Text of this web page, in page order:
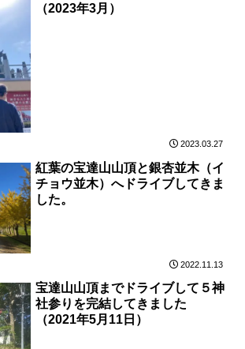
（2023年3月）
2023.03.27
紅葉の宝達山山頂と銀杏並木（イ
チョウ並木）へドライブしてきま
した。
2022.11.13
宝達山山頂までドライブして５神
社参りを完結してきました
（2021年5月11日）